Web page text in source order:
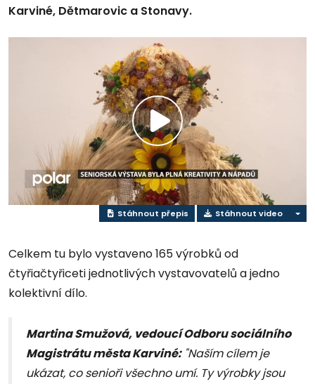
Karviné, Dětmarovic a Stonavy.
Přehrát
video
Stáhnout přepis Stáhnout video
Celkem tu bylo vystaveno 165 výrobků od
čtyřiačtyřiceti jednotlivých vystavovatelů a jedno
kolektivní dílo.
Martina Smužová, vedoucí Odboru sociálního
Magistrátu města Karviné:"Naším cílem je
ukázat, co senioři všechno umí. Ty výrobky jsou